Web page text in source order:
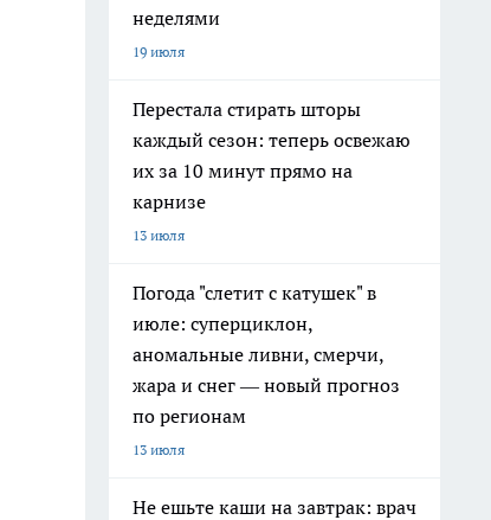
неделями
19 июля
Перестала стирать шторы
каждый сезон: теперь освежаю
их за 10 минут прямо на
карнизе
13 июля
Погода "слетит с катушек" в
июле: суперциклон,
аномальные ливни, смерчи,
жара и снег — новый прогноз
по регионам
13 июля
Не ешьте каши на завтрак: врач